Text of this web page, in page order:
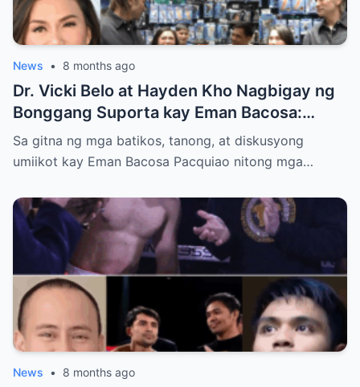
News • 8 months ago
Dr. Vicki Belo at Hayden Kho Nagbigay ng
Bonggang Suporta kay Eman Bacosa:
Mamahaling Gamit, Regalo, at Isang Di-
Malilimutang Araw
Sa gitna ng mga batikos, tanong, at diskusyong
umiikot kay Eman Bacosa Pacquiao nitong mga…
News • 8 months ago